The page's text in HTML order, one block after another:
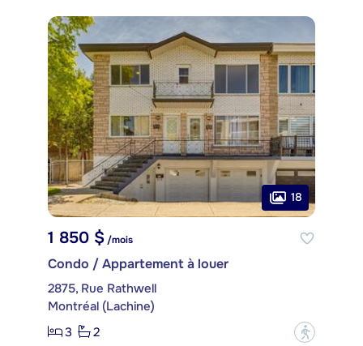
18
1 850 $ /mois
Condo / Appartement à louer
2875, Rue Rathwell
Montréal (Lachine)
3
2 ?